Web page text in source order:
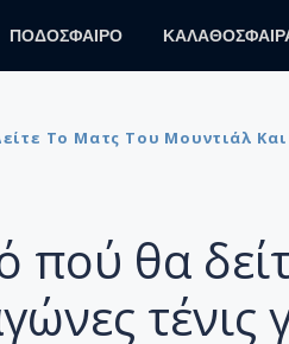
ΠΟΔΟΣΦΑΙΡΟ
Το Ματς Του Μουντιάλ Και
θα
τένις